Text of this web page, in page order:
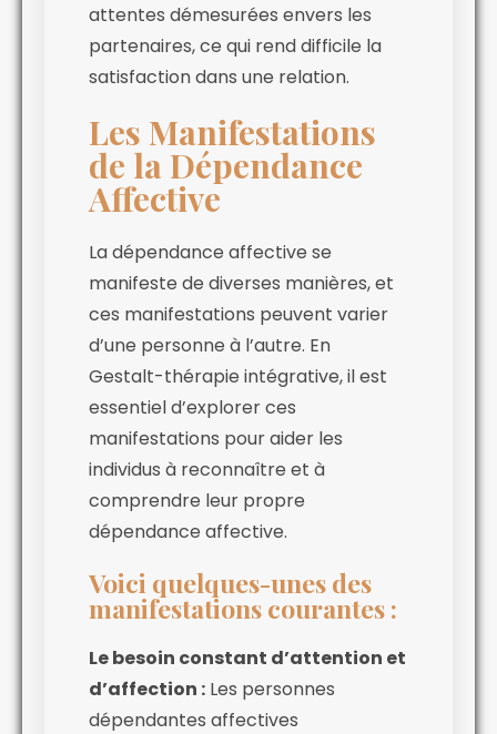
attentes démesurées envers les
partenaires, ce qui rend difficile la
satisfaction dans une relation.
Les Manifestations
de la Dépendance
Affective
La dépendance affective se
manifeste de diverses manières, et
ces manifestations peuvent varier
d’une personne à l’autre. En
Gestalt-thérapie intégrative, il est
essentiel d’explorer ces
manifestations pour aider les
individus à reconnaître et à
comprendre leur propre
dépendance affective.
Voici quelques-unes des
manifestations courantes :
Le besoin constant d’attention et
d’affection : Les personnes
dépendantes affectives